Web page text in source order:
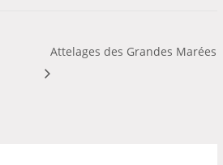
Attelages des Grandes Marées